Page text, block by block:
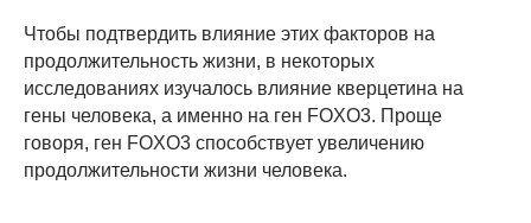
Чтобы подтвердить влияние этих факторов на
продолжительность жизни, в некоторых
исследованиях изучалось влияние кверцетина на
гены человека, а именно на ген FOXO3. Проще
говоря, ген FOXO3 способствует увеличению
продолжительности жизни человека.